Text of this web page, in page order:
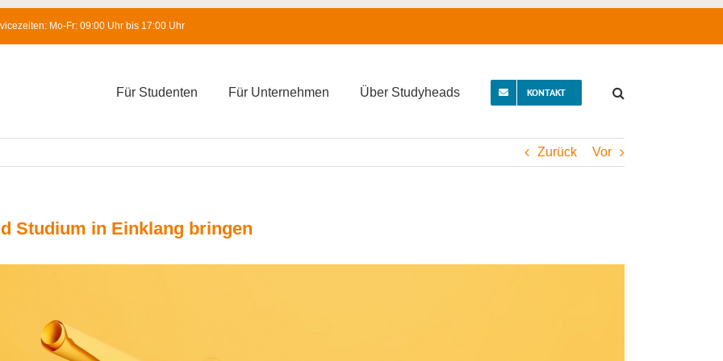
Mo-Fr: 09:00 Uhr bis 17:00 Uhr
Für Studenten Für Unternehmen Über Studyheads KONTAKT
Zurück Vor
Studium in Einklang bringen